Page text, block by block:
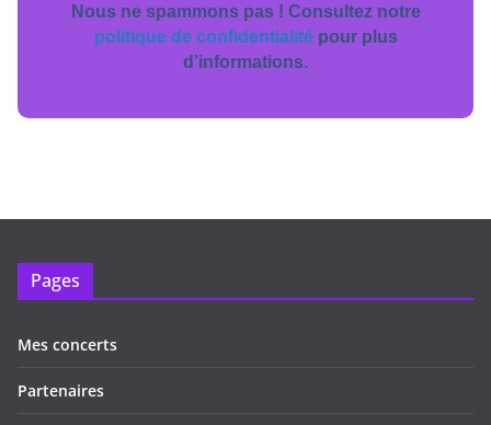
Nous ne spammons pas ! Consultez notre
politique de confidentialitépour plus
d’informations.
Pages
Mes concerts
Partenaires